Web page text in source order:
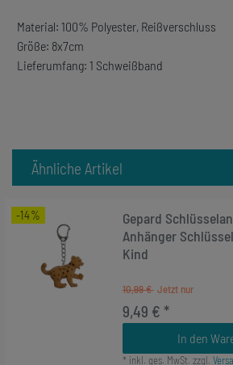
Material: 100% Polyester, Reißverschluss
Größe: 8x7cm
Lieferumfang: 1 Schweißband
Ähnliche Artikel
-14%
Gepard
Anhänger
Kind
10,99 €
9,49 € *
In den
* inkl. ges. MwSt. zzgl.